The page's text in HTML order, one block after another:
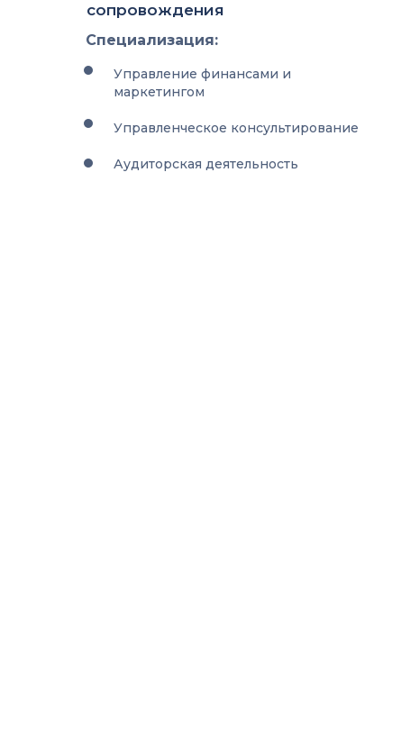
сопровождения
Специализация:
Управление финансами и
маркетингом
Управленческое консультирование
Аудиторская деятельность